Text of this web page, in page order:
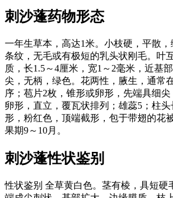
刺沙蓬药物形态
一年生草本，高达1米。小枝硬，平散
条纹，无毛或有极短的乳头状刚毛。叶
质，长1.5～4厘米，宽1～2毫米，近基
尖，无柄，绿色。花两性，腋生，通常
序；苞片2枚，锥形或卵形，先端具细
卵形，直立，覆瓦状排列；雄蕊5；柱
形，粉红色，顶端截形，包于带翅的花
果期9～10月。
刺沙蓬性状鉴别
性状鉴别 全草黄白色。茎有棱，具短硬